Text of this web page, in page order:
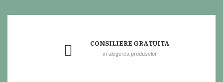
CONSILIERE GRATUITA
in alegerea produselor